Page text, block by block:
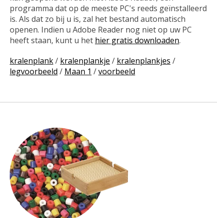
programma dat op de meeste PC's reeds geïnstalleerd
is. Als dat zo bij u is, zal het bestand automatisch
openen. Indien u Adobe Reader nog niet op uw PC
heeft staan, kunt u het hier gratis downloaden.
kralenplank/ kralenplankje / kralenplankjes /
legvoorbeeld / Maan 1 /voorbeeld